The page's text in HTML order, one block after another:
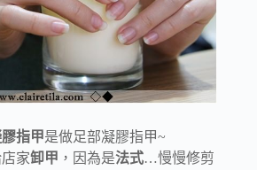
指甲是做足部凝膠指甲~
家卸甲 ，因為是法式…慢慢修剪